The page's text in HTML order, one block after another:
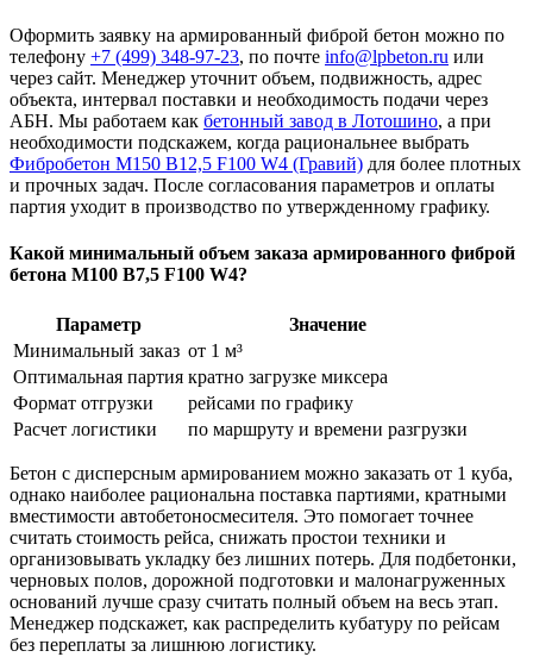
Оформить заявку на армированный фиброй бетон можно по
телефону +7 (499) 348-97-23, по почте info@lpbeton.ru или
через сайт. Менеджер уточнит объем, подвижность, адрес
объекта, интервал поставки и необходимость подачи через
АБН. Мы работаем как бетонный завод в Лотошино, а при
необходимости подскажем, когда рациональнее выбрать
Фибробетон М150 B12,5 F100 W4 (Гравий) для более плотных
и прочных задач. После согласования параметров и оплаты
партия уходит в производство по утвержденному графику.
Какой минимальный объем заказа армированного фиброй
бетона М100 B7,5 F100 W4?
Параметр
Значение
Минимальный заказ от 1 м³
Оптимальная партия кратно загрузке миксера
Формат отгрузки
рейсами по графику
Расчет логистики
по маршруту и времени разгрузки
Бетон с дисперсным армированием можно заказать от 1 куба,
однако наиболее рациональна поставка партиями, кратными
вместимости автобетоносмесителя. Это помогает точнее
считать стоимость рейса, снижать простои техники и
организовывать укладку без лишних потерь. Для подбетонки,
черновых полов, дорожной подготовки и малонагруженных
оснований лучше сразу считать полный объем на весь этап.
Менеджер подскажет, как распределить кубатуру по рейсам
без переплаты за лишнюю логистику.